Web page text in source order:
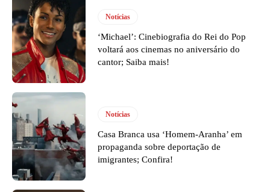
Notícias
‘Michael’: Cinebiografia do Rei do Pop
voltará aos cinemas no aniversário do
cantor; Saiba mais!
Notícias
Casa Branca usa ‘Homem-Aranha’ em
propaganda sobre deportação de
imigrantes; Confira!